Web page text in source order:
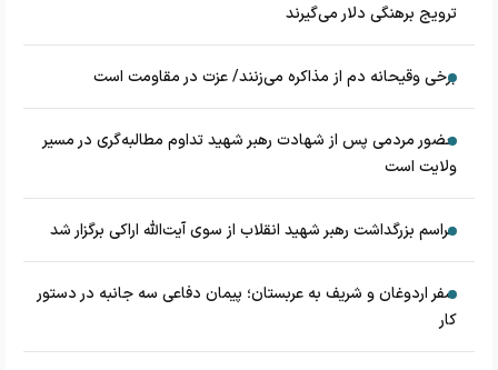
ترویج برهنگی دلار می‌گیرند
برخی وقیحانه دم از مذاکره می‌زنند/ عزت در مقاومت است
حضور مردمی پس از شهادت رهبر شهید تداوم مطالبه‌گری در مسیر
ولایت است
مراسم بزرگداشت رهبر شهید انقلاب از سوی آیت‌الله اراکی برگزار شد
سفر اردوغان و شریف به عربستان؛ پیمان دفاعی سه جانبه در دستور
کار